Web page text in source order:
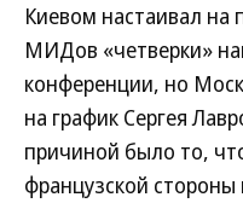
Киевом настаивал на
МИДов «четверки»
конференции, но
на график Сергея
причиной было то,
французской